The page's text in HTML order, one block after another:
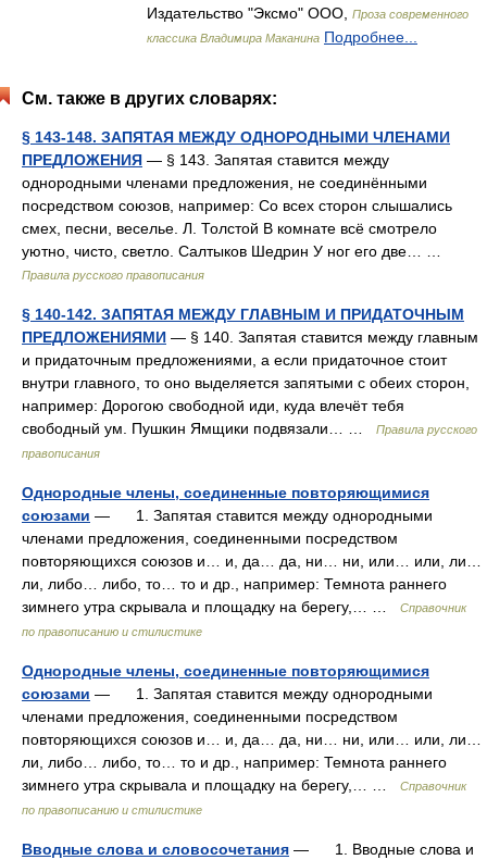
Издательство "Эксмо" ООО,
Проза современного
классика Владимира Маканина Подробнее...
См. также в других словарях:
§ 143-148. ЗАПЯТАЯ МЕЖДУ ОДНОРОДНЫМИ ЧЛЕНАМИ
ПРЕДЛОЖЕНИЯ — § 143. Запятая ставится между
однородными членами предложения, не соединёнными
посредством союзов, например: Со всех сторон слышались
смех, песни, веселье. Л. Толстой В комнате всё смотрело
уютно, чисто, светло. Салтыков Шедрин У ног его две… …
Правила русского правописания
§ 140-142. ЗАПЯТАЯ МЕЖДУ ГЛАВНЫМ И ПРИДАТОЧНЫМ
ПРЕДЛОЖЕНИЯМИ — § 140. Запятая ставится между главным
и придаточным предложениями, а если придаточное стоит
внутри главного, то оно выделяется запятыми с обеих сторон,
например: Дорогою свободной иди, куда влечёт тебя
свободный ум. Пушкин Ямщики подвязали… …
Правила русского
правописания
Однородные члены, соединенные повторяющимися
союзами — 1. Запятая ставится между однородными
членами предложения, соединенными посредством
повторяющихся союзов и… и, да… да, ни… ни, или… или, ли…
ли, либо… либо, то… то и др., например: Темнота раннего
зимнего утра скрывала и площадку на берегу,… …
Справочник
по правописанию и стилистике
Однородные члены, соединенные повторяющимися
союзами — 1. Запятая ставится между однородными
членами предложения, соединенными посредством
повторяющихся союзов и… и, да… да, ни… ни, или… или, ли…
ли, либо… либо, то… то и др., например: Темнота раннего
зимнего утра скрывала и площадку на берегу,… …
Справочник
по правописанию и стилистике
Вводные слова и словосочетания — 1. Вводные слова и